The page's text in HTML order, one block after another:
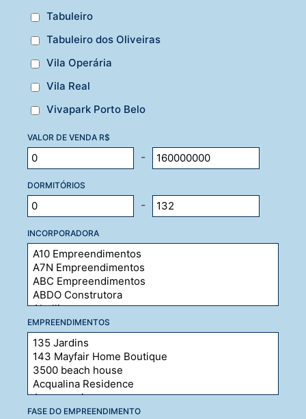
Tabuleiro
Tabuleiro dos Oliveiras
Vila Operária
Vila Real
Vivapark Porto Belo
VALOR DE VENDA R$
-
DORMITÓRIOS
-
INCORPORADORA
EMPREENDIMENTOS
FASE DO EMPREENDIMENTO